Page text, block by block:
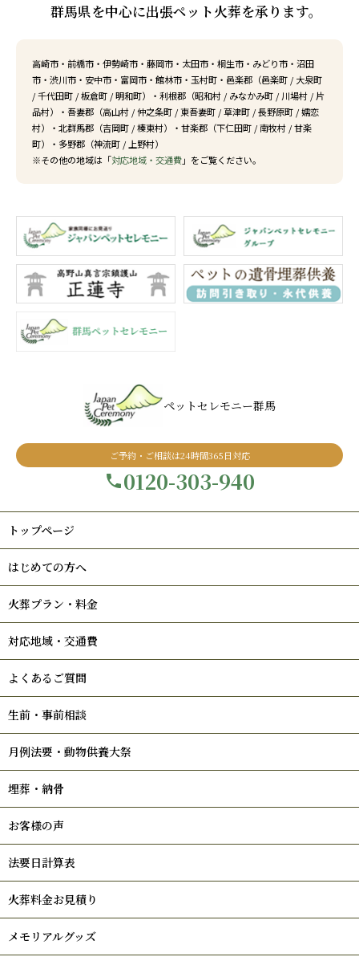
群馬県を中心に出張ペット火葬を承ります。
高崎市 ・ 前橋市 ・ 伊勢崎市 ・ 藤岡市 ・ 太田市 ・ 桐生市 ・ みどり市 ・ 沼田
市 ・ 渋川市 ・ 安中市 ・ 富岡市 ・ 館林市 ・ 玉村町 ・邑楽郡（邑楽町 / 大泉町
/千代田町 /板倉町 /明和町）・利根郡（昭和村 / みなかみ町 / 川場村 / 片
品村）・吾妻郡（高山村 /仲之条町 /東吾妻町 /草津町 /長野原町 /嬬恋
村）・北群馬郡（吉岡町 /榛東村）・甘楽郡（下仁田町 /南牧村 /甘楽
町）・多野郡（神流町 / 上野村）
※その他の地域は「対応地域・交通費」をご覧ください。
ペットセレモニー群馬
ご予約・ご相談は24時間365日対応
0120-303-940
トップページ
はじめての方へ
火葬プラン・料金
対応地域・交通費
よくあるご質問
生前・事前相談
月例法要・動物供養大祭
埋葬・納骨
お客様の声
法要日計算表
火葬料金お見積り
メモリアルグッズ